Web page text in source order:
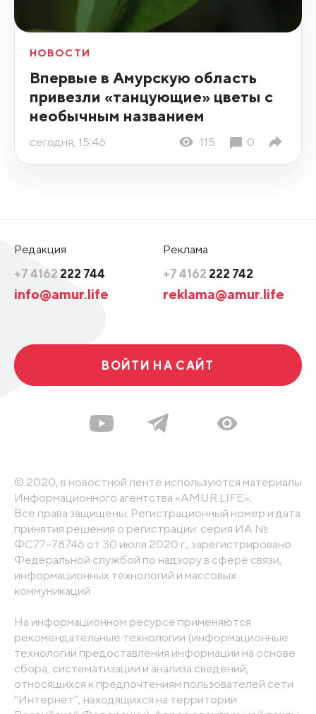
НОВОСТИ
Впервые в Амурскую область
привезли «танцующие» цветы с
необычным названием
сегодня, 15:46 115 0
Редакция
+7 4162 222 744
info@amur.life
Реклама
+7 4162 222 742
reklama@amur.life
ВОЙТИ НА САЙТ
© 2020, в новостной ленте используются материалы
Информационного агентства «AMUR.LIFE».
Все права защищены. Регистрационный номер и дата
принятия решения о регистрации: серия ИА №
ФС77-78746 от 30 июля 2020 г., зарегистрировано
Федеральной службой по надзору в сфере связи,
информационных технологий и массовых
коммуникаций
На информационном ресурсе применяются
рекомендательные технологии (информационные
технологии предоставления информации на основе
сбора, систематизации и анализа сведений,
относящихся к предпочтениям пользователей сети
"Интернет", находящихся на территории